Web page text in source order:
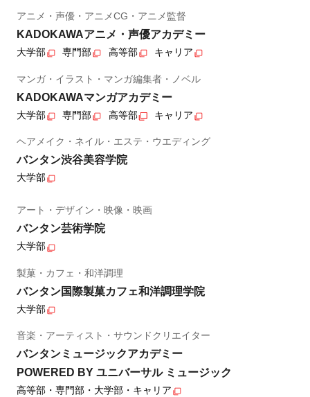
アニメ・声優・アニメCG・アニメ監督
KADOKAWAアニメ・声優アカデミー
大学部 専門部 高等部 キャリア
マンガ・イラスト・マンガ編集者・ノベル
KADOKAWAマンガアカデミー
大学部 専門部 高等部 キャリア
ヘアメイク・ネイル・エステ・ウエディング
バンタン渋谷美容学院
大学部
アート・デザイン・映像・映画
バンタン芸術学院
大学部
製菓・カフェ・和洋調理
バンタン国際製菓カフェ和洋調理学院
大学部
音楽・アーティスト・サウンドクリエイター
バンタンミュージックアカデミー
POWERED BY ユニバーサル ミュージック
高等部・専門部・大学部・キャリア